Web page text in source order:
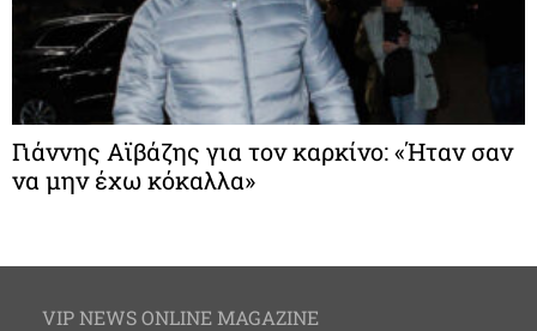
Γιάννης Αϊβάζης για τον καρκίνο: «Ήταν σαν
να μην έχω κόκαλλα»
VIP NEWS ONLINE MAGAZINE